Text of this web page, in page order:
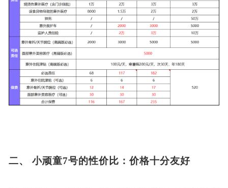
二、 小顽童7号的性价比：价格十分友好